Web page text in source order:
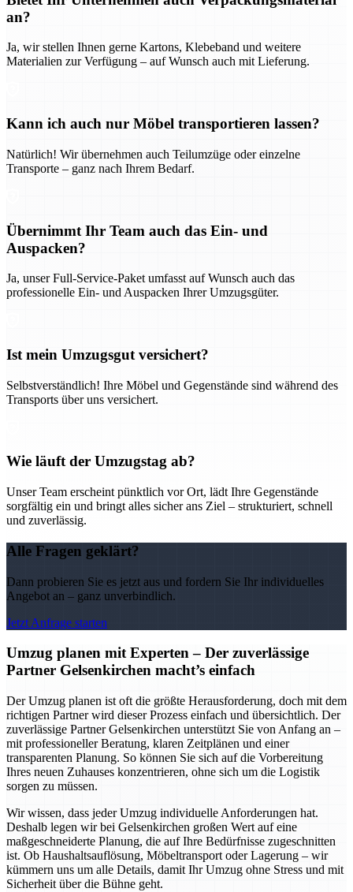
an?
Ja, wir stellen Ihnen gerne Kartons, Klebeband und weitere
Materialien zur Verfügung – auf Wunsch auch mit Lieferung.
Kann ich auch nur Möbel transportieren lassen?
Natürlich! Wir übernehmen auch Teilumzüge oder einzelne
Transporte – ganz nach Ihrem Bedarf.
Übernimmt Ihr Team auch das Ein- und
Auspacken?
Ja, unser Full-Service-Paket umfasst auf Wunsch auch das
professionelle Ein- und Auspacken Ihrer Umzugsgüter.
Ist mein Umzugsgut versichert?
Selbstverständlich! Ihre Möbel und Gegenstände sind während des
Transports über uns versichert.
Wie läuft der Umzugstag ab?
Unser Team erscheint pünktlich vor Ort, lädt Ihre Gegenstände
sorgfältig ein und bringt alles sicher ans Ziel – strukturiert, schnell
und zuverlässig.
Alle Fragen geklärt?
Dann probieren Sie es jetzt aus und fordern Sie Ihr individuelles
Angebot an – ganz unverbindlich.
Jetzt Anfrage starten
Umzug planen mit Experten – Der zuverlässige
Partner Gelsenkirchen macht’s einfach
Der Umzug planen ist oft die größte Herausforderung, doch mit dem
richtigen Partner wird dieser Prozess einfach und übersichtlich. Der
zuverlässige Partner Gelsenkirchen unterstützt Sie von Anfang an –
mit professioneller Beratung, klaren Zeitplänen und einer
transparenten Planung. So können Sie sich auf die Vorbereitung
Ihres neuen Zuhauses konzentrieren, ohne sich um die Logistik
sorgen zu müssen.
Wir wissen, dass jeder Umzug individuelle Anforderungen hat.
Deshalb legen wir bei Gelsenkirchen großen Wert auf eine
maßgeschneiderte Planung, die auf Ihre Bedürfnisse zugeschnitten
ist. Ob Haushaltsauflösung, Möbeltransport oder Lagerung – wir
kümmern uns um alle Details, damit Ihr Umzug ohne Stress und mit
Sicherheit über die Bühne geht.